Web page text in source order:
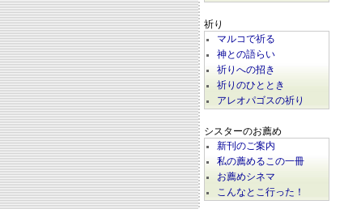
祈り
マルコで祈る
神との語らい
祈りへの招き
祈りのひととき
アレオパゴスの祈り
シスターのお薦め
新刊のご案内
私の薦めるこの一冊
お薦めシネマ
こんなとこ行った！